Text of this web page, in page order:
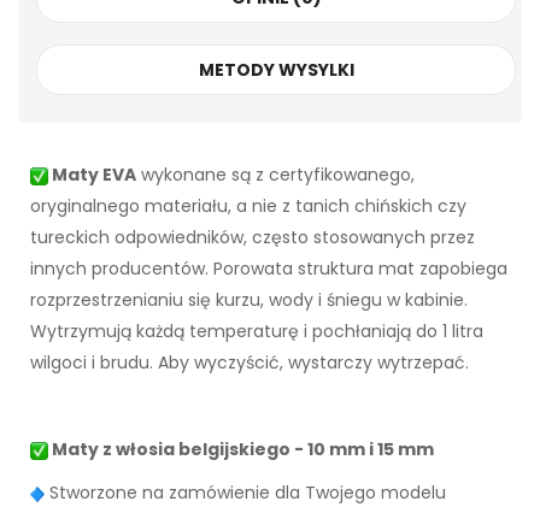
METODY WYSYLKI
Maty EVA wykonane są z certyfikowanego,
oryginalnego materiału, a nie z tanich chińskich czy
tureckich odpowiedników, często stosowanych przez
innych producentów. Porowata struktura mat zapobiega
rozprzestrzenianiu się kurzu, wody i śniegu w kabinie.
Wytrzymują każdą temperaturę i pochłaniają do 1 litra
wilgoci i brudu. Aby wyczyścić, wystarczy wytrzepać.
Maty z włosia belgijskiego - 10 mm i 15 mm
Stworzone na zamówienie dla Twojego modelu